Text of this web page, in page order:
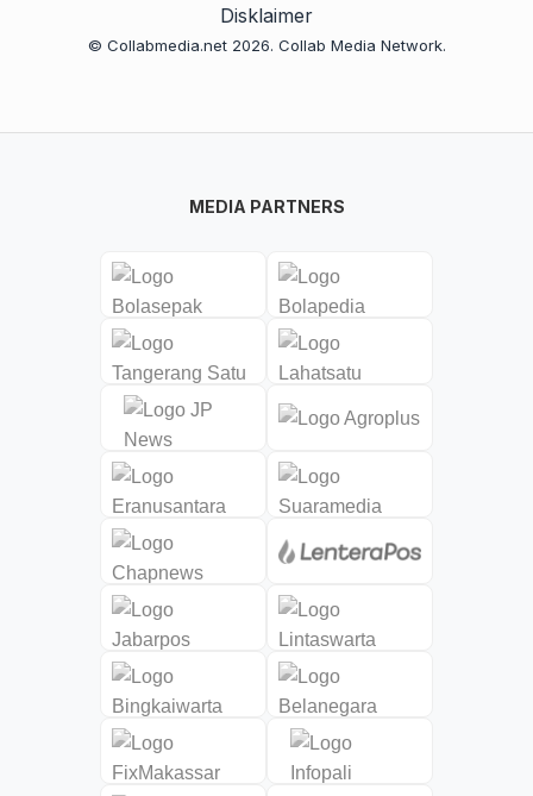
Disklaimer
© Collabmedia.net 2026. Collab Media Network.
MEDIA PARTNERS